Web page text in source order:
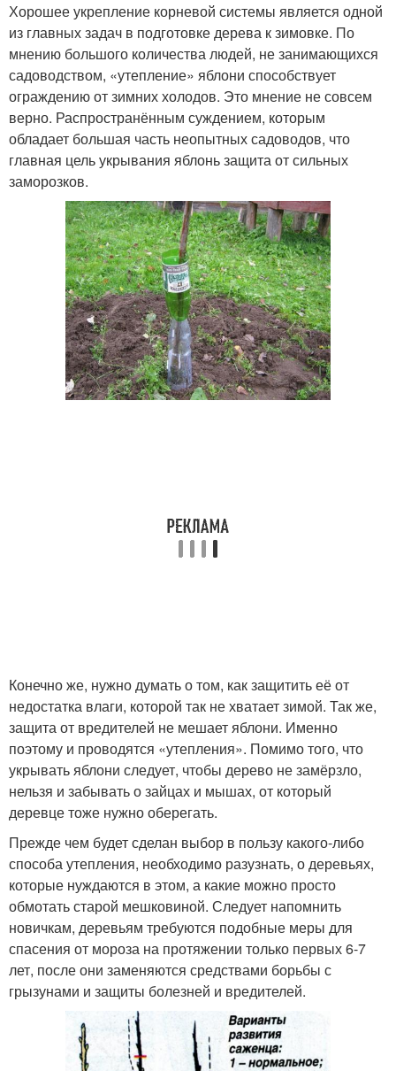
Хорошее укрепление корневой системы является одной
из главных задач в подготовке дерева к зимовке. По
мнению большого количества людей, не занимающихся
садоводством, «утепление» яблони способствует
ограждению от зимних холодов. Это мнение не совсем
верно. Распространённым суждением, которым
обладает большая часть неопытных садоводов, что
главная цель укрывания яблонь защита от сильных
заморозков.
Конечно же, нужно думать о том, как защитить её от
недостатка влаги, которой так не хватает зимой. Так же,
защита от вредителей не мешает яблони. Именно
поэтому и проводятся «утепления». Помимо того, что
укрывать яблони следует, чтобы дерево не замёрзло,
нельзя и забывать о зайцах и мышах, от который
деревце тоже нужно оберегать.
Прежде чем будет сделан выбор в пользу какого-либо
способа утепления, необходимо разузнать, о деревьях,
которые нуждаются в этом, а какие можно просто
обмотать старой мешковиной. Следует напомнить
новичкам, деревьям требуются подобные меры для
спасения от мороза на протяжении только первых 6-7
лет, после они заменяются средствами борьбы с
грызунами и защиты болезней и вредителей.